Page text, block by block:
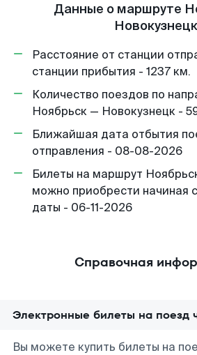
Данные о маршруте
Новокузнецк
Расстояние от станции
станции прибытия - 1237 км.
Количество поездов по
Ноябрьск — Новокузнецк -
Ближайшая дата отбытия
отправления - 08-08-2026
Билеты на маршрут
можно приобрести начиная
даты - 06-11-2026
Справочная
Электронные билеты на поезд
Вы можете купить билеты на